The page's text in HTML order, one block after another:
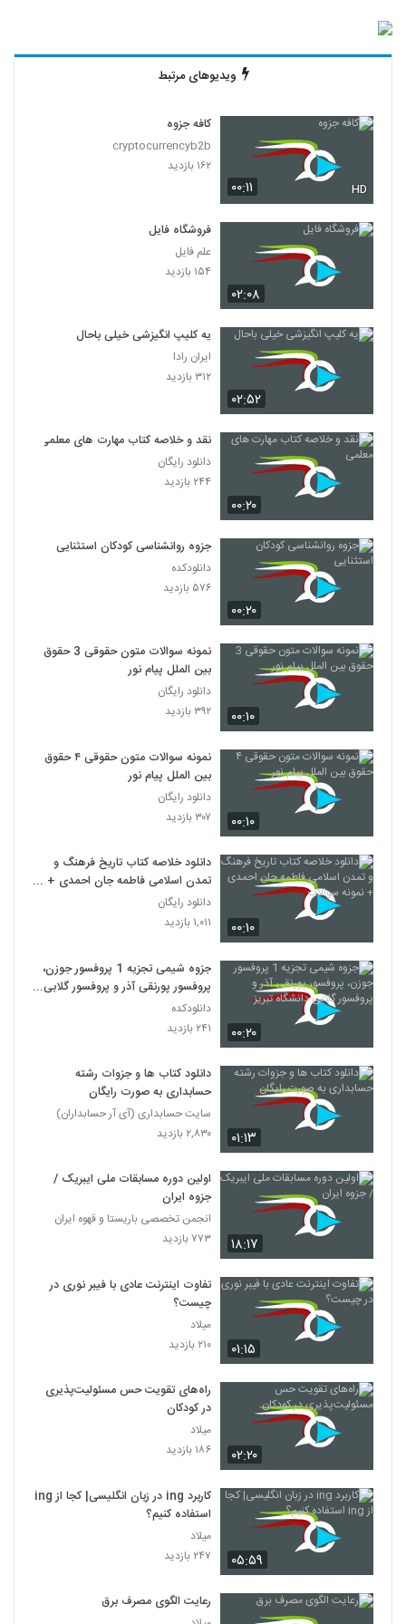
ویدیوهای مرتبط
۰۰:۱۱ HD
کافه جزوه
cryptocurrencyb2b
۱۶۲ بازدید
۰۲:۰۸
فروشگاه فایل
علم فایل
۱۵۴ بازدید
۰۲:۵۲
یه کلیپ انگیزشی خیلی باحال
ایران رادا
۳۱۲ بازدید
۰۰:۲۰
نقد و خلاصه کتاب مهارت های معلمی
دانلود رایگان
۲۴۴ بازدید
۰۰:۲۰
جزوه روانشناسی کودکان استثنایی
دانلودکده
۵۷۶ بازدید
۰۰:۱۰
نمونه سوالات متون حقوقی 3 حقوق
بین الملل پیام نور
دانلود رایگان
۳۹۲ بازدید
۰۰:۱۰
نمونه سوالات متون حقوقی ۴ حقوق
بین الملل پیام نور
دانلود رایگان
۳۰۷ بازدید
۰۰:۱۰
دانلود خلاصه کتاب تاریخ فرهنگ و
تمدن اسلامی فاطمه جان احمدی +
نمونه سوالات
دانلود رایگان
۱,۰۱۱ بازدید
۰۰:۲۰
جزوه شیمی تجزیه 1 پروفسور جوزن،
پروفسور پورنقی آذر و پروفسور گلابی
دانشگاه تبریز
دانلودکده
۲۴۱ بازدید
۰۱:۱۳
دانلود کتاب ها و جزوات رشته
حسابداری به صورت رایگان
سایت حسابداری (آی آر حسابداران)
۲,۸۳۰ بازدید
۱۸:۱۷
اولین دوره مسابقات ملی ایبریک /
جزوه ایران
انجمن تخصصی باریستا و قهوه ایران
۷۷۳ بازدید
۰۱:۱۵
تفاوت اینترنت عادی با فیبر نوری در
چیست؟
میلاد
۲۱۰ بازدید
۰۲:۲۰
راه‌های تقویت حس مسئولیت‌پذیری
در کودکان
میلاد
۱۸۶ بازدید
۰۵:۵۹
کاربرد ing در زبان انگلیسی| کجا از ing
استفاده کنیم؟
میلاد
۲۴۷ بازدید
رعایت الگوی مصرف برق